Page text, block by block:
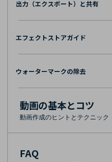
出力（エクスポート）と共有
エフェクトストアガイド
ウォーターマークの除去
動画の基本とコツ
動画作成のヒントとテクニック
FAQ